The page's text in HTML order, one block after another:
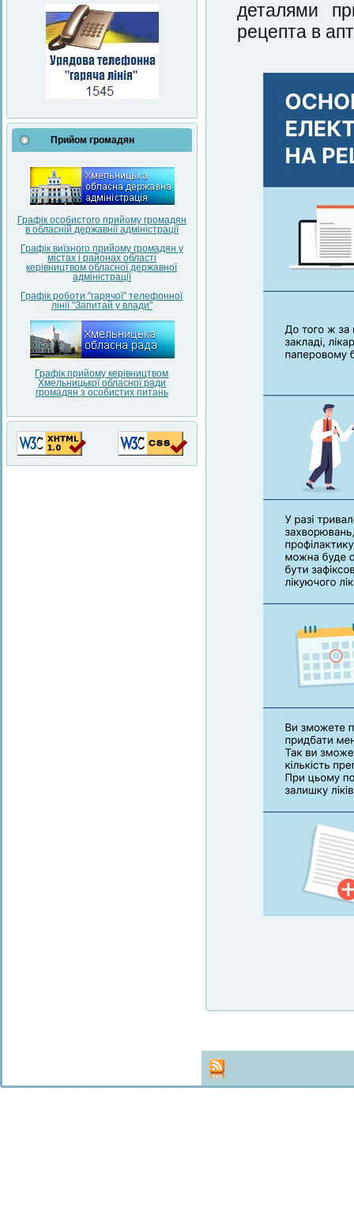
Прийом громадян
Графік особистого прийому громадян
в обласній державнії адміністрації
Графік виїзного прийому громадян у
містах і районах області
керівництвом обласної державної
адміністрації
Графік роботи "гарячої" телефонної
лінії "Запитай у влади"
Графік прийому керівництвом
Хмельницької обласної ради
громадян з особистих питань
деталями
рецепта в